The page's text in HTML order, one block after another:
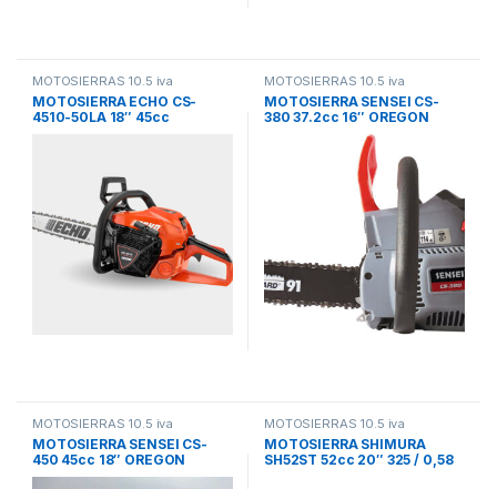
MOTOSIERRAS 10.5 iva
MOTOSIERRA ECHO CS-
4510-50LA 18″ 45cc
MOTOSIERRAS 10.5 iva
MOTOSIERRA SENSEI CS-
380 37.2cc 16″ OREGON
CARBURADOR WALBRO
MOTOSIERRAS 10.5 iva
MOTOSIERRA SENSEI CS-
450 45cc 18″ OREGON
CARBURADOR WALBRO
MOTOSIERRAS 10.5 iva
MOTOSIERRA SHIMURA
SH52ST 52cc 20″ 325 / 0,58